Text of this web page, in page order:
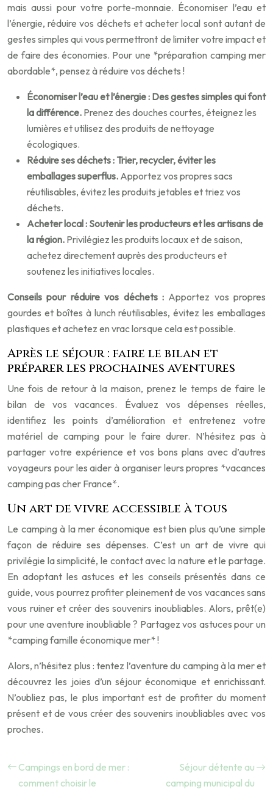
mais aussi pour votre porte-monnaie. Économiser l’eau et
l’énergie, réduire vos déchets et acheter local sont autant de
gestes simples qui vous permettront de limiter votre impact et
de faire des économies. Pour une *préparation camping mer
abordable*, pensez à réduire vos déchets !
Économiser l’eau et l’énergie : Des gestes simples qui font
la différence. Prenez des douches courtes, éteignez les
lumières et utilisez des produits de nettoyage
écologiques.
Réduire ses déchets : Trier, recycler, éviter les
emballages superflus. Apportez vos propres sacs
réutilisables, évitez les produits jetables et triez vos
déchets.
Acheter local : Soutenir les producteurs et les artisans de
la région. Privilégiez les produits locaux et de saison,
achetez directement auprès des producteurs et
soutenez les initiatives locales.
Conseils pour réduire vos déchets : Apportez vos propres
gourdes et boîtes à lunch réutilisables, évitez les emballages
plastiques et achetez en vrac lorsque cela est possible.
Après le séjour : faire le bilan et
préparer les prochaines aventures
Une fois de retour à la maison, prenez le temps de faire le
bilan de vos vacances. Évaluez vos dépenses réelles,
identifiez les points d’amélioration et entretenez votre
matériel de camping pour le faire durer. N’hésitez pas à
partager votre expérience et vos bons plans avec d’autres
voyageurs pour les aider à organiser leurs propres *vacances
camping pas cher France*.
Un art de vivre accessible à tous
Le camping à la mer économique est bien plus qu’une simple
façon de réduire ses dépenses. C’est un art de vivre qui
privilégie la simplicité, le contact avec la nature et le partage.
En adoptant les astuces et les conseils présentés dans ce
guide, vous pourrez profiter pleinement de vos vacances sans
vous ruiner et créer des souvenirs inoubliables. Alors, prêt(e)
pour une aventure inoubliable ? Partagez vos astuces pour un
*camping famille économique mer* !
Alors, n’hésitez plus : tentez l’aventure du camping à la mer et
découvrez les joies d’un séjour économique et enrichissant.
N’oubliez pas, le plus important est de profiter du moment
présent et de vous créer des souvenirs inoubliables avec vos
proches.
Campings en bord de mer :
comment choisir le
Séjour détente au
camping municipal du